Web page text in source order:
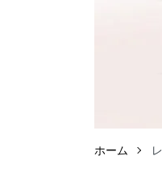
ホーム